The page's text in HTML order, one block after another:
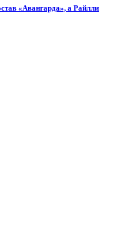
«Авангарда», а Райлли